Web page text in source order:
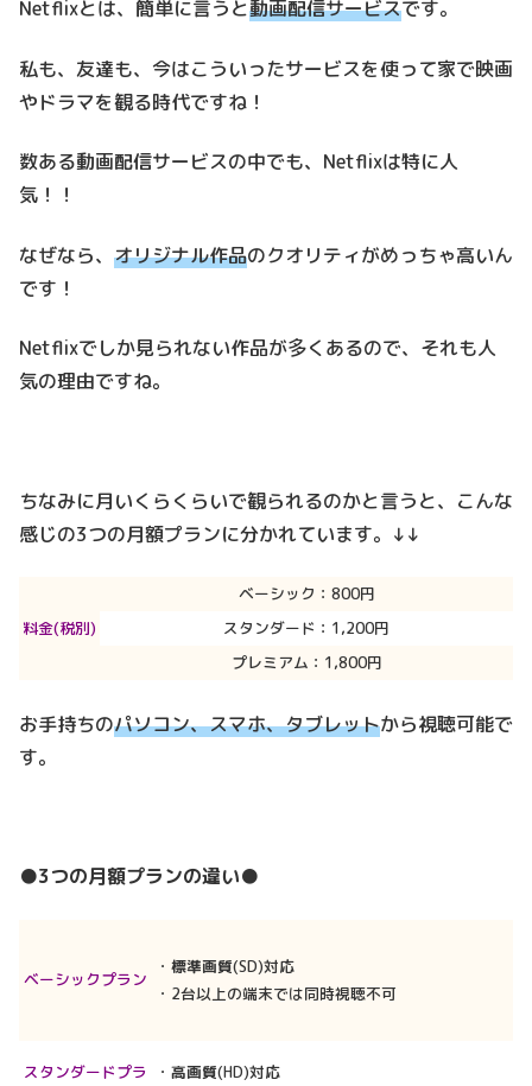
Netflixとは、簡単に言うと動画配信サービスです。
私も、友達も、今はこういったサービスを使って家で映画
やドラマを観る時代ですね！
数ある動画配信サービスの中でも、Netflixは特に人
気！！
なぜなら、 オリジナル作品のクオリティがめっちゃ高いん
です！
Netflixでしか見られない作品が多くあるので、それも人
気の理由ですね。
ちなみに月いくらくらいで観られるのかと言うと、こんな
感じの3つの月額プランに分かれています。↓↓
料金(税別)
ベーシック：800円
スタンダード：1,200円
プレミアム：1,800円
お手持ちのパソコン、スマホ、タブレットから視聴可能で
す。
●3つの月額プランの違い●
ベーシックプラン
・ 標準画質(SD)対応
・2台以上の端末では同時視聴不可
スタンダードプラ
・ 高画質(HD)対応